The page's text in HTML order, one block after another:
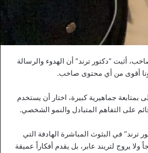
أثبت “دكتور ترند” أن الهدوء والرسالة
أقوى من أي محتوى صاخب.
بمتابعة جماهيرية كبيرة، اختار أن يستخدم
على التفاهم المتبادل والنمو الشخصي.
ترند” في البثوث المباشرة الهادفة التي
ولا يروج لتريند عابر، بل يقدم أفكاراً عميقة